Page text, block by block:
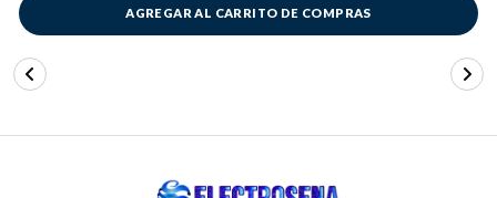
AGREGAR AL CARRITO DE COMPRAS